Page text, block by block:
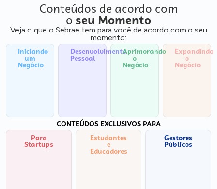
Conteúdos de acordo com
o seu Momento
Veja o que o Sebrae tem para você de acordo com o seu
momento:
Iniciando
um
Negócio
Desenvolvimento
Pessoal
Aprimorando
o
Negócio
Expandindo
o
Negócio
CONTEÚDOS EXCLUSIVOS PARA
Para
Startups
Estudantes
e
Educadores
Gestores
Públicos